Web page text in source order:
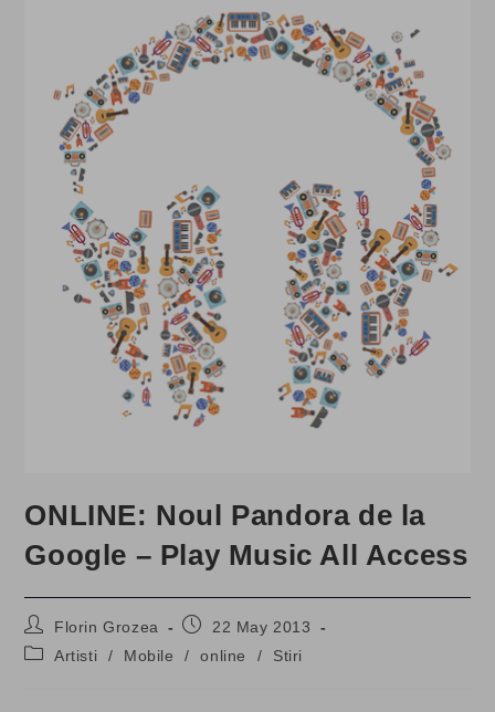
ONLINE: Noul Pandora de la
Google – Play Music All Access
Post
author:
Florin Grozea
Post22 May 2013
PostArtisti / Mobile / online / Stiri